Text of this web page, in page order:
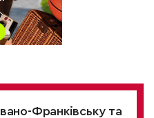
Франківську та